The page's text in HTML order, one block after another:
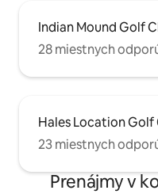
Indian Mound Golf
28 miestnych
Hales Location Golf
23 miestnych
Prenájmy v